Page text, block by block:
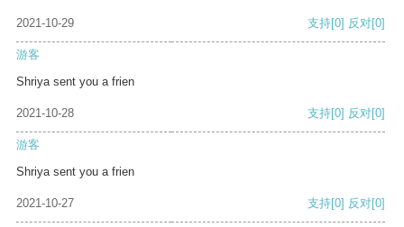
2021-10-29 支持[0] 反对[0]
游客
Shriya sent you a frien
2021-10-28 支持[0] 反对[0]
游客
Shriya sent you a frien
2021-10-27 支持[0] 反对[0]